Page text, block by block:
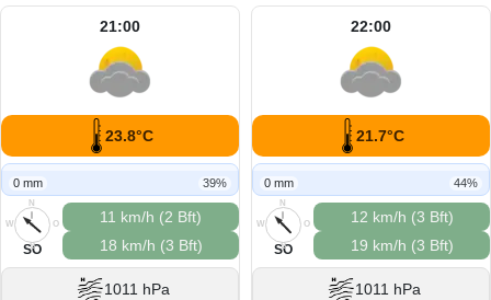
21:00
23.8°C
0 mm 39%
N
O
S
W
SO
11 km/h (2 Bft)
18 km/h (3 Bft)
1011 hPa
22:00
21.7°C
0 mm 44%
N
O
S
W
SO
12 km/h (3 Bft)
19 km/h (3 Bft)
1011 hPa